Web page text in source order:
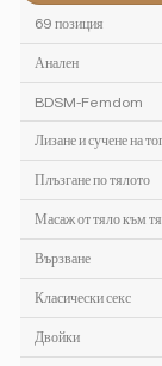
69 позиция
Анален
BDSM-Femdom
Лизане и сучене на
Плъзгане по тялото
Масаж от тяло към
Вързване
Класически секс
Двойки